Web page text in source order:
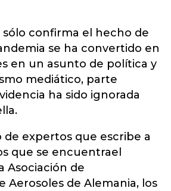
sólo confirma el hecho de
se ha convertido en
en un asunto de política y
mediático, parte
ha sido ignorada
expertos que escribe a
que se encuentrael
Asociación de
Aerosoles de Alemania, los